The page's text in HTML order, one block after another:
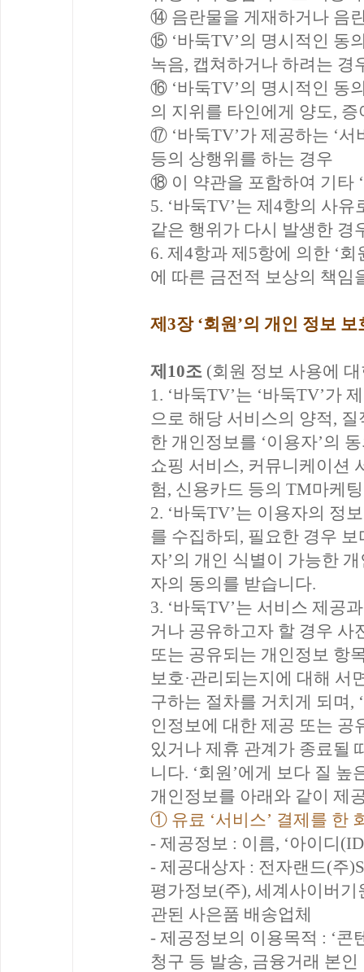
⑭ 음란물을 게재하거나 음
⑮ ‘바둑TV’의 명시적인 동
녹음, 캡쳐하거나 하려는 경
⑯ ‘바둑TV’의 명시적인 동
의 지위를 타인에게 양도,
⑰ ‘바둑TV’가 제공하는 ‘
등의 상행위를 하는 경우
⑱ 이 약관을 포함하여 기타
5. ‘바둑TV’는 제4항의 사
같은 행위가 다시 발생한 경
6. 제4항과 제5항에 의한 ‘
에 따른 금전적 보상의 책임
제3장 ‘회원’의 개인 정보 보
제10조 (회원 정보 사용에
1. ‘바둑TV’는 ‘바둑TV’가
으로 해당 서비스의 양적,
한 개인정보를 ‘이용자’의
쇼핑 서비스, 커뮤니케이션
험, 신용카드 등의 TM마케
2. ‘바둑TV’는 이용자의 정
를 수집하되, 필요한 경우
자’의 개인 식별이 가능한
자의 동의를 받습니다.
3. ‘바둑TV’는 서비스 제공
거나 공유하고자 할 경우 사
또는 공유되는 개인정보 항
보호·관리되는지에 대해 서
구하는 절차를 거치게 되며,
인정보에 대한 제공 또는 공
있거나 제휴 관계가 종료될
니다. ‘회원’에게 보다 질 높
개인정보를 아래와 같이 제
① 유료 ‘서비스’ 결제를 한
- 제공정보 : 이름, ‘아이디
- 제공대상자 : 전자랜드(주
평가정보(주), 세계사이버
관된 사은품 배송업체
- 제공정보의 이용목적 : ‘콘
청구 등 발송, 금융거래 본